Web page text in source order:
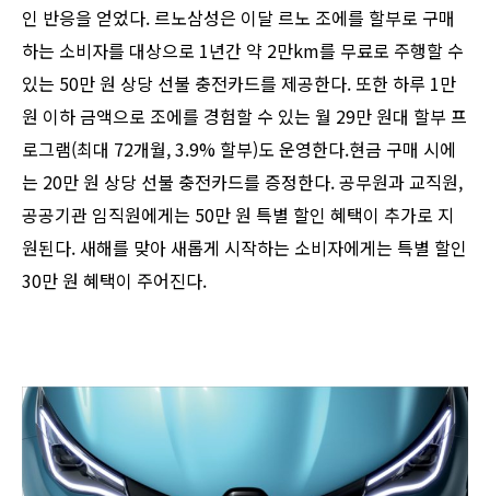
인 반응을 얻었다. 르노삼성은 이달 르노 조에를 할부로 구매
하는 소비자를 대상으로 1년간 약 2만km를 무료로 주행할 수
있는 50만 원 상당 선불 충전카드를 제공한다. 또한 하루 1만
원 이하 금액으로 조에를 경험할 수 있는 월 29만 원대 할부 프
로그램(최대 72개월, 3.9% 할부)도 운영한다.현금 구매 시에
는 20만 원 상당 선불 충전카드를 증정한다. 공무원과 교직원,
공공기관 임직원에게는 50만 원 특별 할인 혜택이 추가로 지
원된다. 새해를 맞아 새롭게 시작하는 소비자에게는 특별 할인
30만 원 혜택이 주어진다.